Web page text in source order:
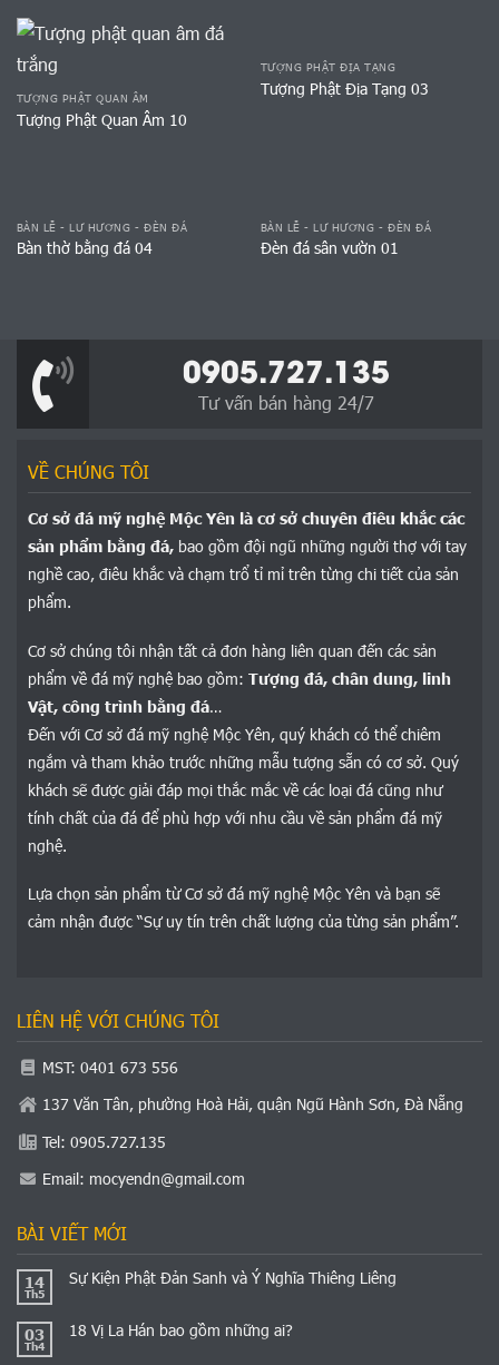
TƯỢNG PHẬT QUAN ÂM
Tượng Phật Quan Âm 10
TƯỢNG PHẬT ĐỊA TẠNG
Tượng Phật Địa Tạng 03
BÀN LỄ - LƯ HƯƠNG - ĐÈN ĐÁ
Bàn thờ bằng đá 04
BÀN LỄ - LƯ HƯƠNG - ĐÈN ĐÁ
Đèn đá sân vườn 01
0905.727.135
Tư vấn bán hàng 24/7
VỀ CHÚNG TÔI
Cơ sở đá mỹ nghệ Mộc Yên là cơ sở chuyên điêu khắc các
sản phẩm bằng đá, bao gồm đội ngũ những người thợ với tay
nghề cao, điêu khắc và chạm trổ tỉ mỉ trên từng chi tiết của sản
phẩm.
Cơ sở chúng tôi nhận tất cả đơn hàng liên quan đến các sản
phẩm về đá mỹ nghệ bao gồm: Tượng đá, chân dung, linh
Vật, công trình bằng đá…
Đến với Cơ sở đá mỹ nghệ Mộc Yên, quý khách có thể chiêm
ngắm và tham khảo trước những mẫu tượng sẵn có cơ sở. Quý
khách sẽ được giải đáp mọi thắc mắc về các loại đá cũng như
tính chất của đá để phù hợp với nhu cầu về sản phẩm đá mỹ
nghệ.
Lựa chọn sản phẩm từ Cơ sở đá mỹ nghệ Mộc Yên và bạn sẽ
cảm nhận được “Sự uy tín trên chất lượng của từng sản phẩm”.
LIÊN HỆ VỚI CHÚNG TÔI
MST: 0401 673 556
137 Văn Tân, phường Hoà Hải, quận Ngũ Hành Sơn, Đà Nẵng
Tel: 0905.727.135
Email: mocyendn@gmail.com
BÀI VIẾT MỚI
14
Th5
Sự Kiện Phật Đản Sanh và Ý Nghĩa Thiêng Liêng
03
Th4
18 Vị La Hán bao gồm những ai?